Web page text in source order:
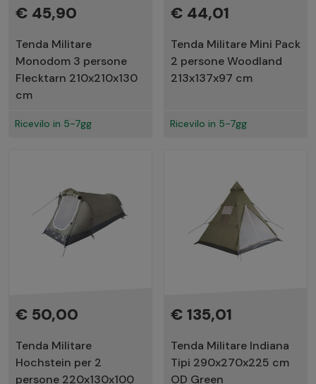
€ 45,90
Tenda Militare
Monodom 3 persone
Flecktarn 210x210x130
cm
Ricevilo in 5-7gg
€ 44,01
Tenda Militare Mini Pack
2 persone Woodland
213x137x97 cm
Ricevilo in 5-7gg
€ 50,00
Tenda Militare
Hochstein per 2
persone 220x130x100
€ 135,01
Tenda Militare Indiana
Tipi 290x270x225 cm
OD Green